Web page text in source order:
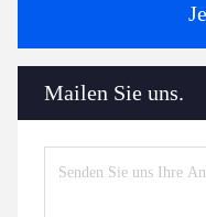
Mailen Sie uns.